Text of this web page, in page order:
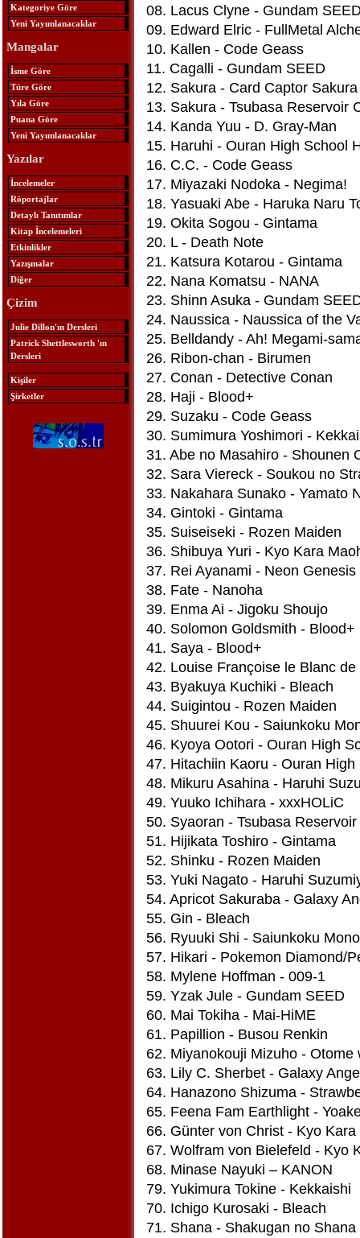
Kategoriye Göre
Yeni Yayımlanacaklar
Mangalar
İsme Göre
Türe Göre
Yıla Göre
Puana Göre
Yeni Yayımlanacaklar
Yazılar
İncelemeler
Röportajlar
Detaylı Tanıtımlar
Kitap İncelemeleri
Etkinlikler
Yazışmalar
Diğer
Çizim
Julie Dillon'ın Dersleri
Patrick Shettlesworth 'ın
Dersleri
Kişiler
Şirketler
08. Lacus Clyne - Gundam
09. Edward Elric - FullMetal
10. Kallen - Code Geass
11. Cagalli - Gundam SEED
12. Sakura - Card Captor Sakura
13. Sakura - Tsubasa Reservoir
14. Kanda Yuu - D. Gray-Man
15. Haruhi - Ouran High School
16. C.C. - Code Geass
17. Miyazaki Nodoka - Negima!
18. Yasuaki Abe - Haruka Naru
19. Okita Sogou - Gintama
20. L - Death Note
21. Katsura Kotarou - Gintama
22. Nana Komatsu - NANA
23. Shinn Asuka - Gundam
24. Naussica - Naussica of the
25. Belldandy - Ah! Megami-
26. Ribon-chan - Birumen
27. Conan - Detective Conan
28. Haji - Blood+
29. Suzaku - Code Geass
30. Sumimura Yoshimori -
31. Abe no Masahiro - Shounen
32. Sara Viereck - Soukou no
33. Nakahara Sunako - Yamato
34. Gintoki - Gintama
35. Suiseiseki - Rozen Maiden
36. Shibuya Yuri - Kyo Kara
37. Rei Ayanami - Neon
38. Fate - Nanoha
39. Enma Ai - Jigoku Shoujo
40. Solomon Goldsmith - Blood+
41. Saya - Blood+
42. Louise Françoise le Blanc
43. Byakuya Kuchiki - Bleach
44. Suigintou - Rozen Maiden
45. Shuurei Kou - Saiunkoku
46. Kyoya Ootori - Ouran High
47. Hitachiin Kaoru - Ouran
48. Mikuru Asahina - Haruhi
49. Yuuko Ichihara - xxxHOLiC
50. Syaoran - Tsubasa
51. Hijikata Toshiro - Gintama
52. Shinku - Rozen Maiden
53. Yuki Nagato - Haruhi
54. Apricot Sakuraba - Galaxy
55. Gin - Bleach
56. Ryuuki Shi - Saiunkoku
57. Hikari - Pokemon Diamond/
58. Mylene Hoffman - 009-1
59. Yzak Jule - Gundam SEED
60. Mai Tokiha - Mai-HiME
61. Papillion - Busou Renkin
62. Miyanokouji Mizuho - Otome
63. Lily C. Sherbet - Galaxy
64. Hanazono Shizuma -
65. Feena Fam Earthlight -
66. Günter von Christ - Kyo Kara
67. Wolfram von Bielefeld - Kyo
68. Minase Nayuki – KANON
79. Yukimura Tokine - Kekkaishi
70. Ichigo Kurosaki - Bleach
71. Shana - Shakugan no Shana